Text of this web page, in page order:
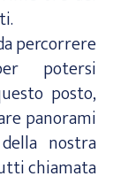
percorrere
potersi
posto,
panorami
nostra
chiamata